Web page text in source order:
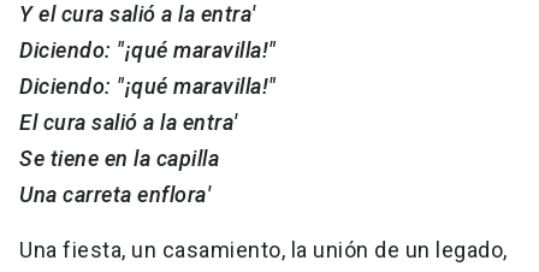
Y el cura salió a la entra'
Diciendo: "¡qué maravilla!"
Diciendo: "¡qué maravilla!"
El cura salió a la entra'
Se tiene en la capilla
Una carreta enflora'
Una fiesta, un casamiento, la unión de un legado,